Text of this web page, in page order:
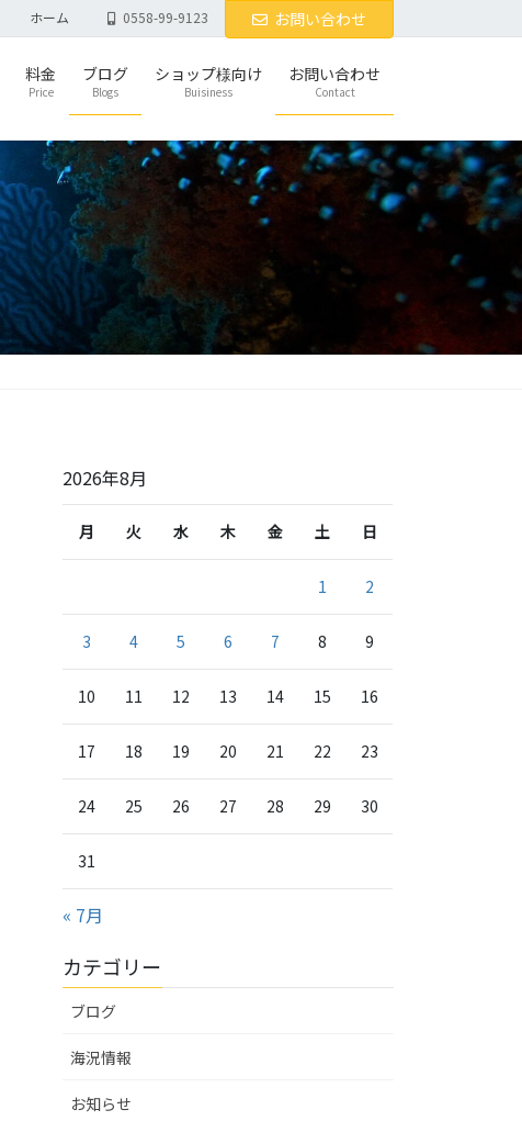
ホーム 0558-99-9123 お問い合わせ
料金
Price
ブログ
Blogs
ショップ様向け
Buisiness
お問い合わせ
Contact
2026年8月
月 火 水 木 金 土 日
1 2
3 4 5 6 7 8 9
10 11 12 13 14 15 16
17 18 19 20 21 22 23
24 25 26 27 28 29 30
31
« 7月
カテゴリー
ブログ
海況情報
お知らせ